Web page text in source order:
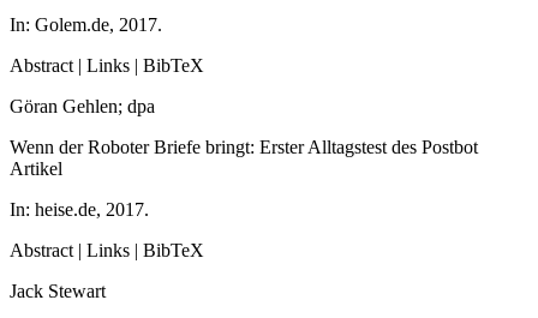
In: Golem.de, 2017.
Abstract| Links
BibTeX
Göran Gehlen; dpa
Wenn der Roboter Briefe bringt: Erster Alltagstest des Postbot
Artikel
In: heise.de, 2017.
Abstract| Links
BibTeX
Jack Stewart